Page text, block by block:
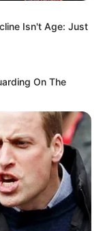
Isn't Age: Just
On The